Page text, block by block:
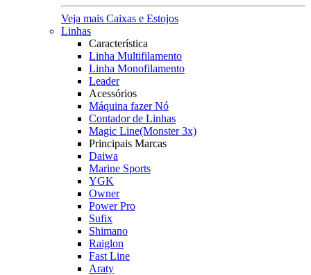
Veja mais Caixas e Estojos
Linhas
Característica
Linha Multifilamento
Linha Monofilamento
Leader
Acessórios
Máquina fazer Nó
Contador de Linhas
Magic Line(Monster 3x)
Principais Marcas
Daiwa
Marine Sports
YGK
Owner
Power Pro
Sufix
Shimano
Raiglon
Fast Line
Araty